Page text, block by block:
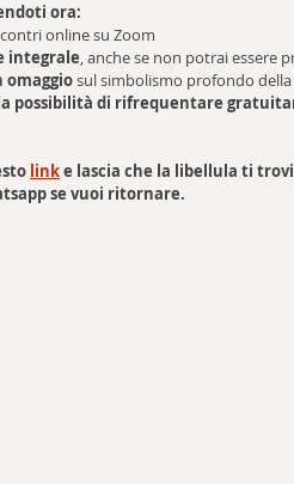
ora:
online su Zoom
integrale, anche se non potrai essere
omaggio sul simbolismo profondo
possibilità di rifrequentare
link e lascia che la libellula ti trovi
se vuoi ritornare.